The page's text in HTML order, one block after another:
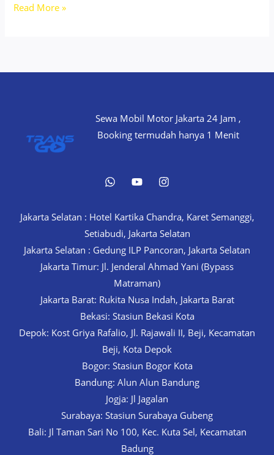
SEWA
MULAI
BISA
Read More »
Sewa Mobil Motor Jakarta 24 Jam ,
Booking termudah hanya 1 Menit
Jakarta Selatan : Hotel Kartika Chandra, Karet Semanggi,
Setiabudi, Jakarta Selatan
Jakarta Selatan : Gedung ILP Pancoran, Jakarta Selatan
Jakarta Timur: Jl. Jenderal Ahmad Yani (Bypass
Matraman)
Jakarta Barat: Rukita Nusa Indah, Jakarta Barat
Bekasi: Stasiun Bekasi Kota
Depok: Kost Griya Rafalio, Jl. Rajawali II, Beji, Kecamatan
Beji, Kota Depok
Bogor: Stasiun Bogor Kota
Bandung: Alun Alun Bandung
Jogja: Jl Jagalan
Surabaya: Stasiun Surabaya Gubeng
Bali: Jl Taman Sari No 100, Kec. Kuta Sel, Kecamatan
Badung